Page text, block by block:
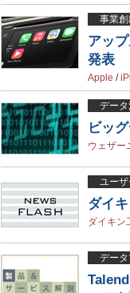
事業創
アッ
発表
Apple /
データ
ビッ
ウェザー
ユーザ
ダイ
ダイキン
データ